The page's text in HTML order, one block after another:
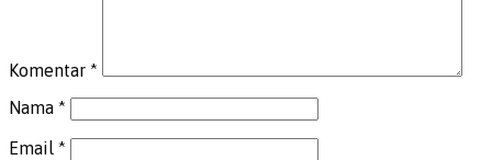
Komentar *
Nama *
Email *